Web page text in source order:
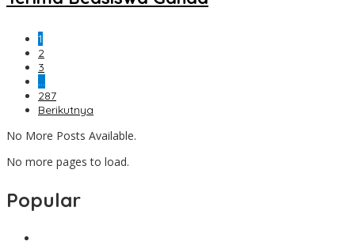
1
2
3
…
287
Berikutnya
No More Posts Available.
No more pages to load.
Popular